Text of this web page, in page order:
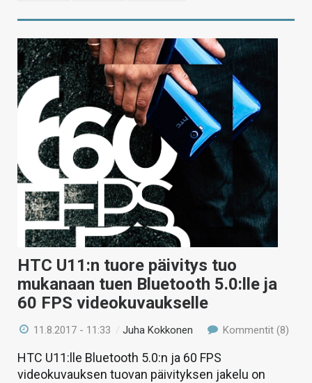
HTC U11:n tuore päivitys tuo
mukanaan tuen Bluetooth 5.0:lle ja
60 FPS videokuvaukselle
11.8.2017 - 11:33 /Juha Kokkonen Kommentit (8)
HTC U11:lle Bluetooth 5.0:n ja 60 FPS
videokuvauksen tuovan päivityksen jakelu on